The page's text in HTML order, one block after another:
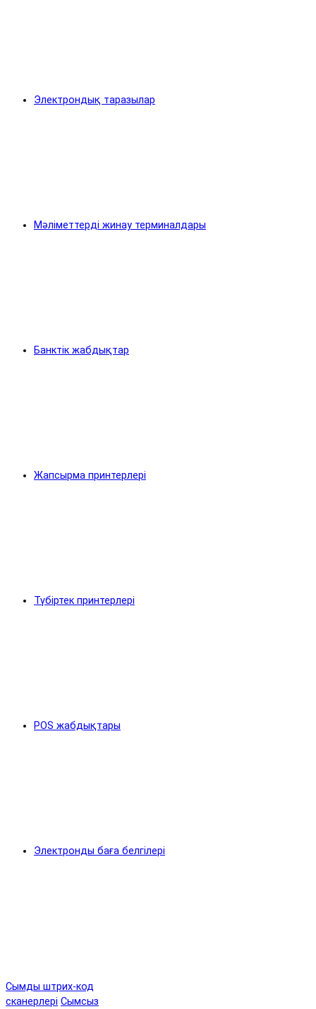
Электрондық таразылар
Мәліметтерді жинау терминалдары
Банктік жабдықтар
Жапсырма принтерлері
Түбіртек принтерлері
POS жабдықтары
Электронды баға белгілері
Сымды штрих-код
сканерлері Сымсыз